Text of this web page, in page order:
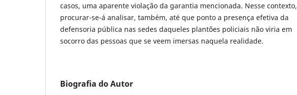
casos, uma aparente violação da garantia mencionada. Nesse contexto,
procurar-se-á analisar, também, até que ponto a presença efetiva da
defensoria pública nas sedes daqueles plantões policiais não viria em
socorro das pessoas que se veem imersas naquela realidade.
Biografia do Autor